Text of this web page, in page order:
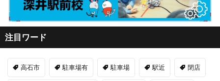
注目ワード
高石市 駐車場有 駐車場 駅近 閉店